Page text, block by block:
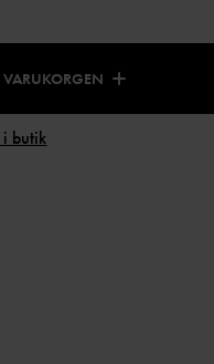
VARUKORGEN
i butik